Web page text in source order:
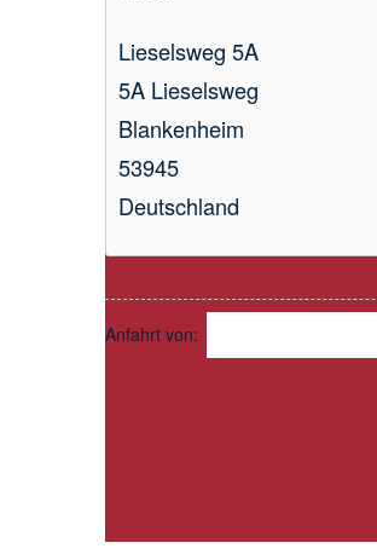
Lieselsweg 5A
5A Lieselsweg
Blankenheim
53945
Deutschland
Anfahrt von: